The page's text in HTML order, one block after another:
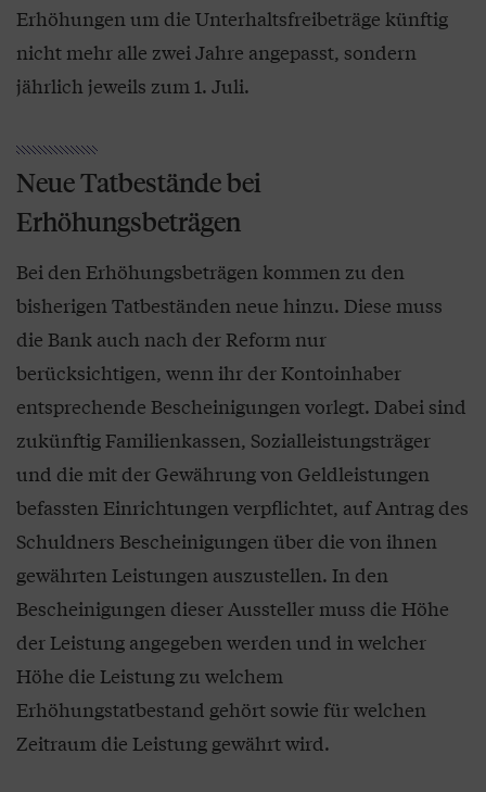
Erhöhungen um die Unterhaltsfreibeträge künftig
nicht mehr alle zwei Jahre angepasst, sondern
jährlich jeweils zum 1. Juli.
Neue Tatbestände bei
Erhöhungsbeträgen
Bei den Erhöhungsbeträgen kommen zu den
bisherigen Tatbeständen neue hinzu. Diese muss
die Bank auch nach der Reform nur
berücksichtigen, wenn ihr der Kontoinhaber
entsprechende Bescheinigungen vorlegt. Dabei sind
zukünftig Familienkassen, Sozialleistungsträger
und die mit der Gewährung von Geldleistungen
befassten Einrichtungen verpflichtet, auf Antrag des
Schuldners Bescheinigungen über die von ihnen
gewährten Leistungen auszustellen. In den
Bescheinigungen dieser Aussteller muss die Höhe
der Leistung angegeben werden und in welcher
Höhe die Leistung zu welchem
Erhöhungstatbestand gehört sowie für welchen
Zeitraum die Leistung gewährt wird.